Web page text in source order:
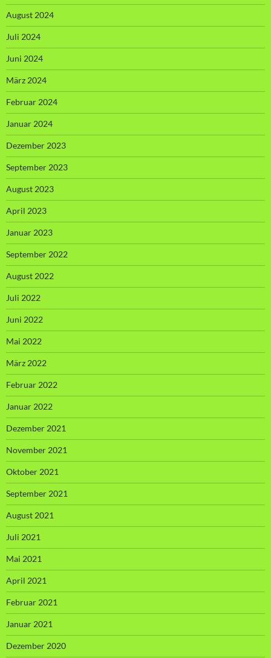
August 2024
Juli 2024
Juni 2024
März 2024
Februar 2024
Januar 2024
Dezember 2023
September 2023
August 2023
April 2023
Januar 2023
September 2022
August 2022
Juli 2022
Juni 2022
Mai 2022
März 2022
Februar 2022
Januar 2022
Dezember 2021
November 2021
Oktober 2021
September 2021
August 2021
Juli 2021
Mai 2021
April 2021
Februar 2021
Januar 2021
Dezember 2020